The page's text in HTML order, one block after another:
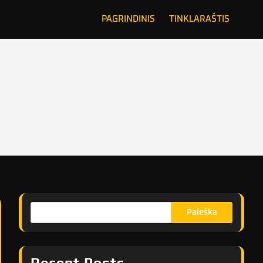
PAGRINDINIS TINKLARAŠTIS
Paieška